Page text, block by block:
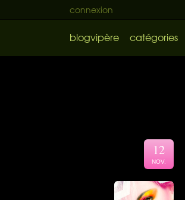
connexion
blogvipère catégories
12
NOV.